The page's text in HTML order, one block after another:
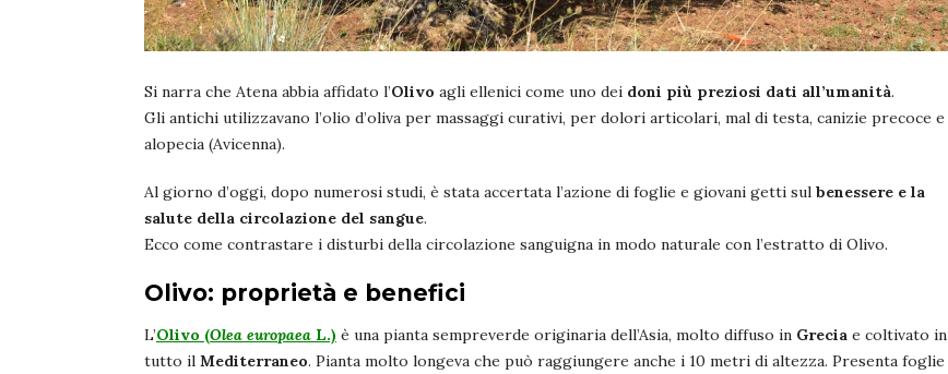
Si narra che Atena abbia affidato l’Olivo agli ellenici come uno dei doni più preziosi dati all’umanità.
Gli antichi utilizzavano l’olio d’oliva per massaggi curativi, per dolori articolari, mal di testa, canizie precoce e
alopecia (Avicenna).
Al giorno d’oggi, dopo numerosi studi, è stata accertata l’azione di foglie e giovani getti sul benessere e la
salute della circolazione del sangue.
Ecco come contrastare i disturbi della circolazione sanguigna in modo naturale con l’estratto di Olivo.
Olivo: proprietà e benefici
L’Olivo (Olea europaea L.) è una pianta sempreverde originaria dell’Asia, molto diffuso in Grecia e coltivato in
tutto il Mediterraneo. Pianta molto longeva che può raggiungere anche i 10 metri di altezza. Presenta foglie